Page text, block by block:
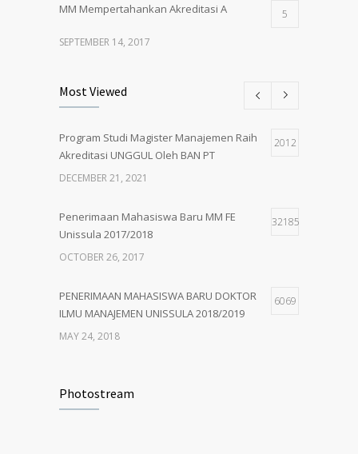
MM Mempertahankan Akreditasi A 5
SEPTEMBER 14, 2017
Manajemen Angkatan 61
PENERIMAAN MAHASISWA BARU MM
UNISSULA 2018/2019
Most Viewed
Program Studi Magister Manajemen Raih
Akreditasi UNGGUL Oleh BAN PT
2012
DECEMBER 21, 2021
Penerimaan Mahasiswa Baru MM FE
Unissula 2017/2018
32185
OCTOBER 26, 2017
PENERIMAAN MAHASISWA BARU DOKTOR
ILMU MANAJEMEN UNISSULA 2018/2019
6069
MAY 24, 2018
UNISSULA 2018/2019
Photostream